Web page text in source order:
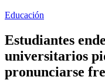
Educación
Estudiantes
universitarios
pronunciarse